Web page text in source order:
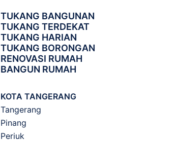
TUKANG BANGUNAN
TUKANG TERDEKAT
TUKANG HARIAN
TUKANG BORONGAN
RENOVASI RUMAH
BANGUN RUMAH
KOTA TANGERANG
Tangerang
Pinang
Periuk